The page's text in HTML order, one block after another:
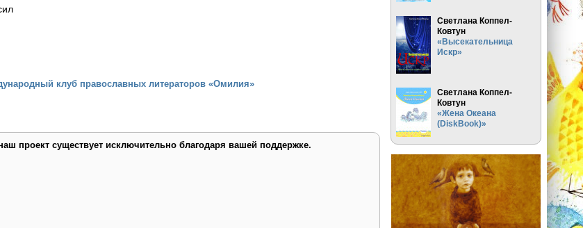
клуб православных литераторов «Омилия»
проект существует исключительно благодаря вашей поддержке.
Светлана Коппел-
Ковтун
«Высекательница
Искр»
Светлана Коппел-
Ковтун
«Жена Океана
(DiskBook)»